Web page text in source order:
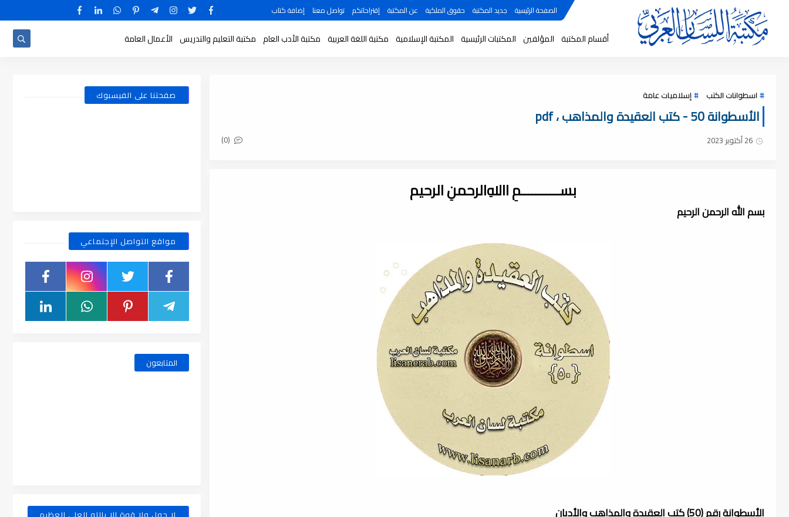
الصفحة الرئيسية جديد المكتبة حقوق الملكية عن المكتبة إقتراحاتكم تواصل معنا إضافة كتاب
أقسام المكتبة المؤلفين المكتبات الرئيسية المكتبة الإسلامية مكتبة اللغة العربية مكتبة الأدب العام مكتبة التعليم والتدريس الأعمال العامة
اسطوانات الكتب إسلاميات عامة
الأسطوانة 50 - كتب العقيدة والمذاهب ، pdf
26 أكتوبر 2023 (0)
بســـــــــــمِ اﷲِالرحمنِ الرحيم
بسم الله الرحمن الرحيم
الأسطوانة رقم (50) كتب العقيدة والمذاهب والأديان
صفحتنا على الفيسبوك
مواقع التواصل الإجتماعي
المتابعون